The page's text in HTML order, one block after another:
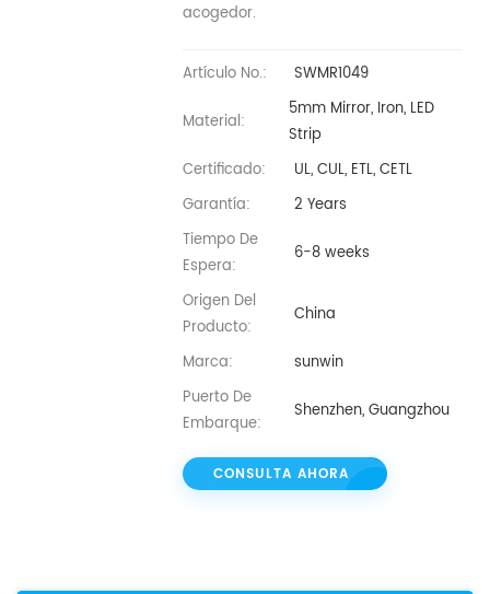
acogedor.
Artículo No.: SWMR1049
Material:
5mm Mirror, Iron, LED
Strip
Certificado:
UL, CUL, ETL, CETL
Garantía:
2 Years
Tiempo De
Espera:
6-8 weeks
Origen Del
Producto:
China
Marca:
sunwin
Puerto De
Embarque:
Shenzhen, Guangzhou
CONSULTA AHORA